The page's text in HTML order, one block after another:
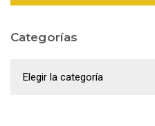
Categorías